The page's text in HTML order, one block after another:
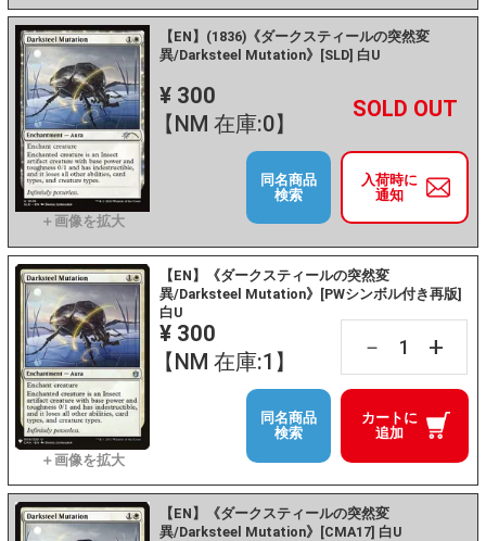
【EN】(1836)《ダークスティールの突然変
異/Darksteel Mutation》[SLD] 白U
¥ 300
【NM 在庫:0】
－ +
入荷時に
通知
同名商品
検索
【EN】《ダークスティールの突然変
異/Darksteel Mutation》[PWシンボル付き再版]
白U
¥ 300
【NM 在庫:1】
－ +
カートに
追加
同名商品
検索
【EN】《ダークスティールの突然変
異/Darksteel Mutation》[CMA17] 白U